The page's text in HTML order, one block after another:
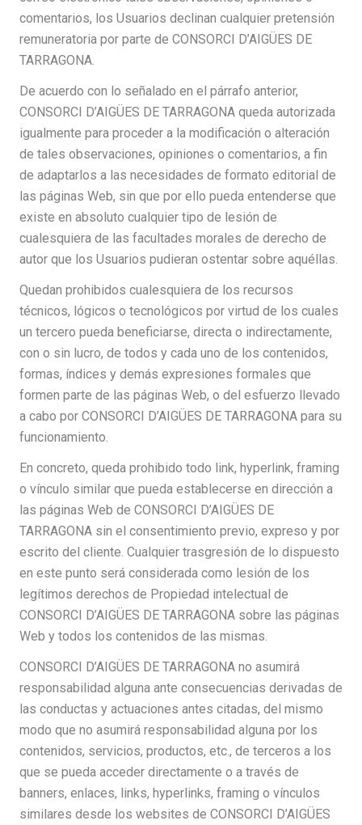
comentarios, los Usuarios declinan cualquier pretensión
remuneratoria por parte de CONSORCI D’AIGÜES DE
TARRAGONA.
De acuerdo con lo señalado en el párrafo anterior,
CONSORCI D’AIGÜES DE TARRAGONA queda autorizada
igualmente para proceder a la modificación o alteración
de tales observaciones, opiniones o comentarios, a fin
de adaptarlos a las necesidades de formato editorial de
las páginas Web, sin que por ello pueda entenderse que
existe en absoluto cualquier tipo de lesión de
cualesquiera de las facultades morales de derecho de
autor que los Usuarios pudieran ostentar sobre aquéllas.
Quedan prohibidos cualesquiera de los recursos
técnicos, lógicos o tecnológicos por virtud de los cuales
un tercero pueda beneficiarse, directa o indirectamente,
con o sin lucro, de todos y cada uno de los contenidos,
formas, índices y demás expresiones formales que
formen parte de las páginas Web, o del esfuerzo llevado
a cabo por CONSORCI D’AIGÜES DE TARRAGONA para su
funcionamiento.
En concreto, queda prohibido todo link, hyperlink, framing
o vínculo similar que pueda establecerse en dirección a
las páginas Web de CONSORCI D’AIGÜES DE
TARRAGONA sin el consentimiento previo, expreso y por
escrito del cliente. Cualquier trasgresión de lo dispuesto
en este punto será considerada como lesión de los
legítimos derechos de Propiedad intelectual de
CONSORCI D’AIGÜES DE TARRAGONA sobre las páginas
Web y todos los contenidos de las mismas.
CONSORCI D’AIGÜES DE TARRAGONA no asumirá
responsabilidad alguna ante consecuencias derivadas de
las conductas y actuaciones antes citadas, del mismo
modo que no asumirá responsabilidad alguna por los
contenidos, servicios, productos, etc., de terceros a los
que se pueda acceder directamente o a través de
banners, enlaces, links, hyperlinks, framing o vínculos
similares desde los websites de CONSORCI D’AIGÜES